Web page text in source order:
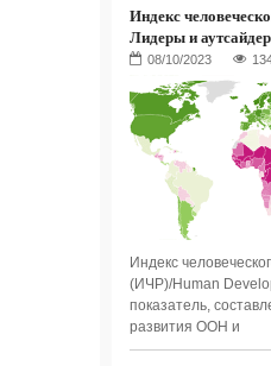
Индекс
Лидеры и
Индекс
(ИЧР)/Human
показатель,
развития ООН и